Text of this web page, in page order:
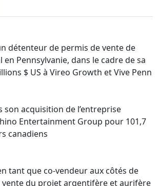
détenteur de permis de vente de
en Pennsylvanie, dans le cadre de sa
$ US à Vireo Growth et Vive Penn
son acquisition de l’entreprise
Entertainment Group pour 101,7
canadiens
tant que co-vendeur aux côtés de
vente du projet argentifère et aurifère